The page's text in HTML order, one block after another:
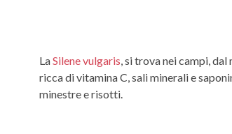
LaSilene vulgaris, si trova nei campi,
ricca di vitamina C, sali minerali e
minestre e risotti.